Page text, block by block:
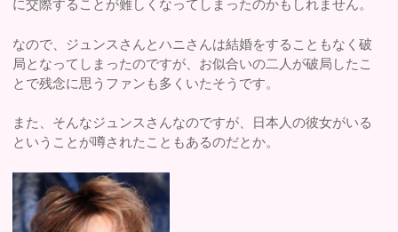
に交際することが難しくなってしまったのかもしれません。
なので、ジュンスさんとハニさんは結婚をすることもなく破
局となってしまったのですが、お似合いの二人が破局したこ
とで残念に思うファンも多くいたそうです。
また、そんなジュンスさんなのですが、日本人の彼女がいる
ということが噂されたこともあるのだとか。